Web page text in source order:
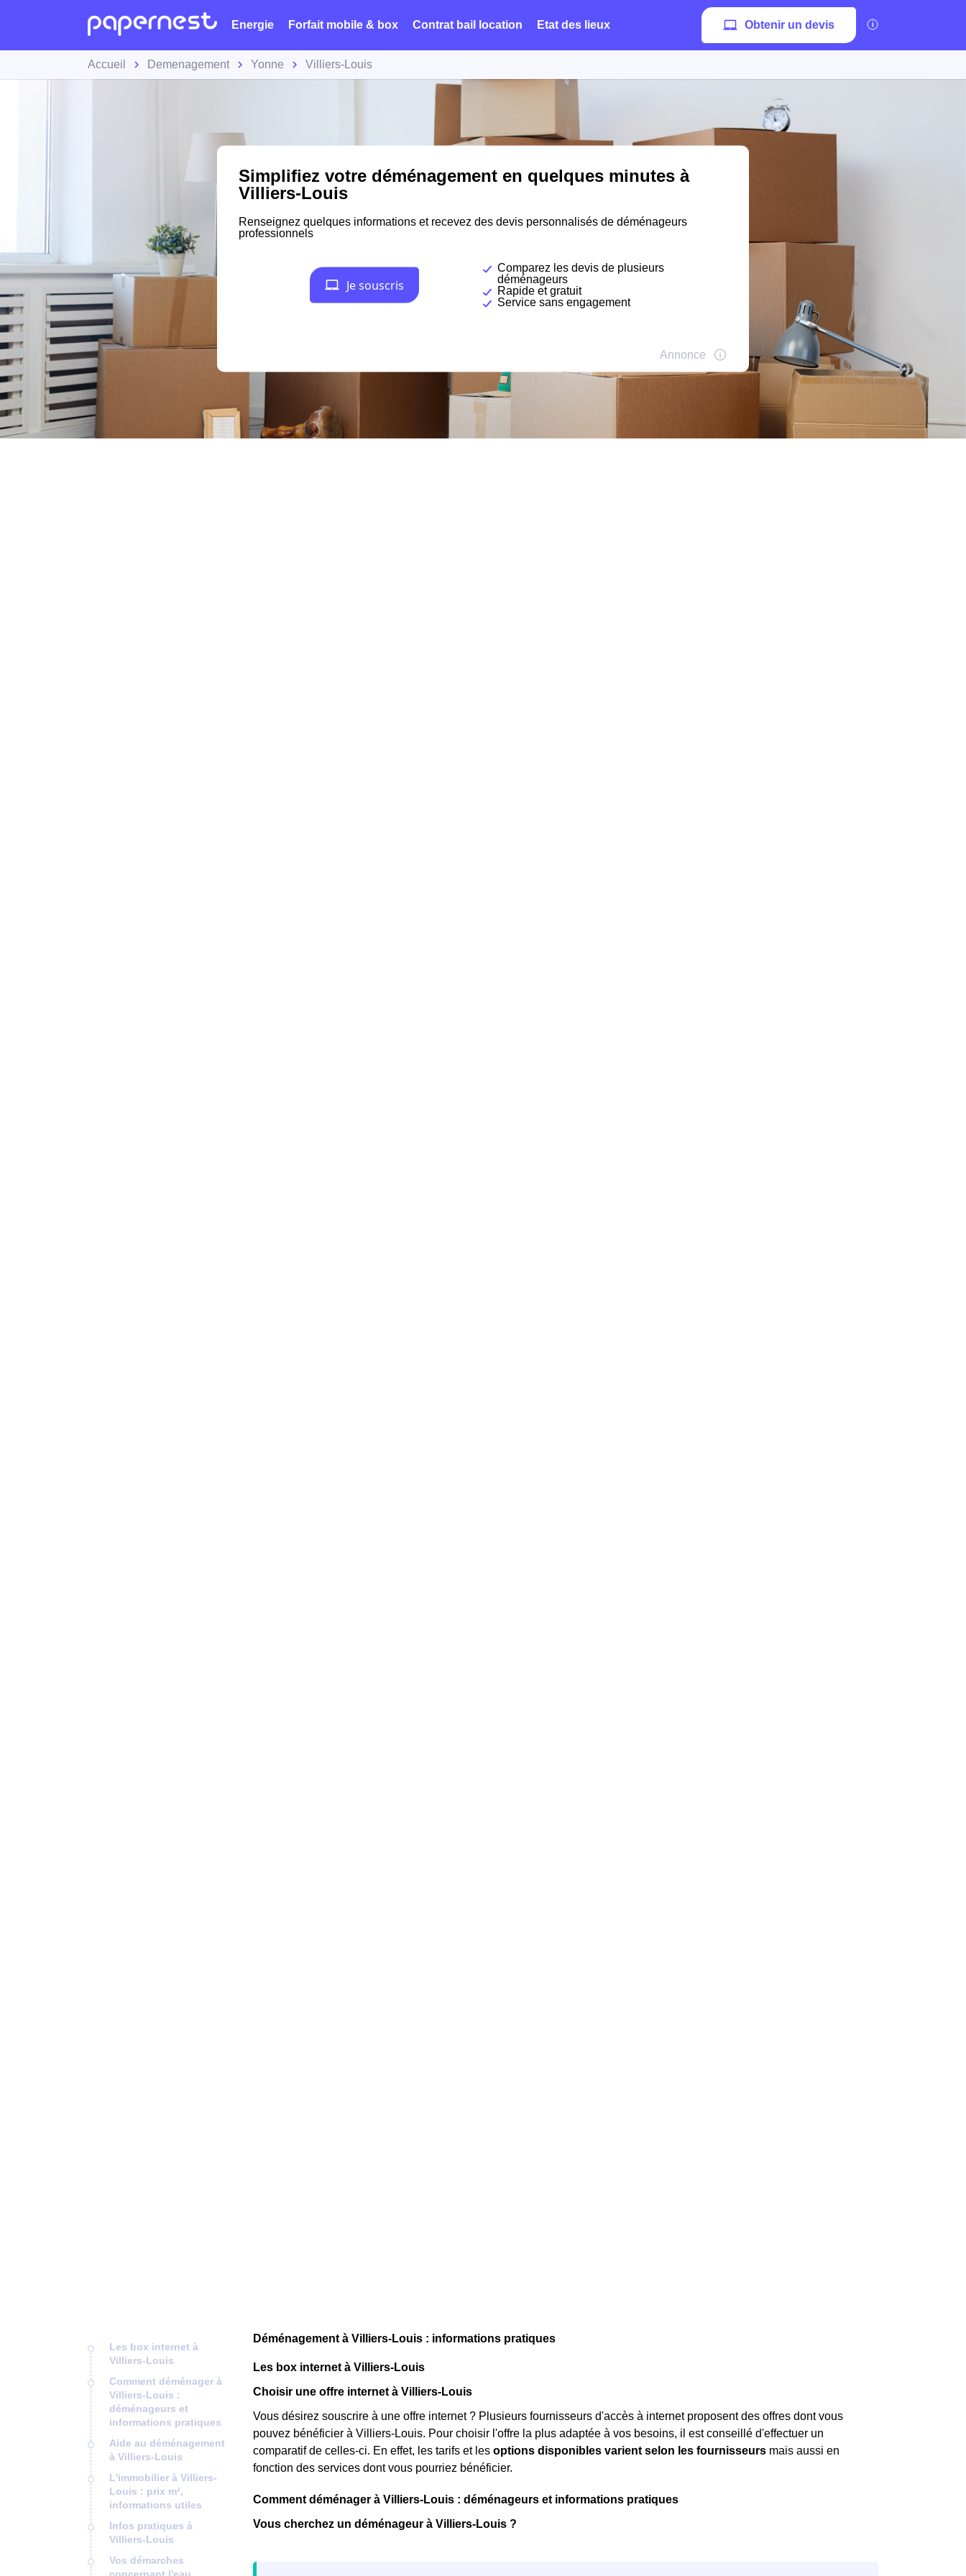
Energie Forfait mobile & box Contrat bail location Etat des lieux Obtenir un devis
Accueil Demenagement Yonne Villiers-Louis
Les box internet à
Villiers-Louis
Comment déménager à
Villiers-Louis :
déménageurs et
informations pratiques
Aide au déménagement
à Villiers-Louis
L'immobilier à Villiers-
Louis : prix m²,
informations utiles
Infos pratiques à
Villiers-Louis
Vos démarches
Déménagement à Villiers-Louis : informations pratiques
Les box internet à Villiers-Louis
Choisir une offre internet à Villiers-Louis
Vous désirez souscrire à une offre internet ? Plusieurs fournisseurs d'accès à internet proposent des offres dont vous
pouvez bénéficier à Villiers-Louis. Pour choisir l'offre la plus adaptée à vos besoins, il est conseillé d'effectuer un
comparatif de celles-ci. En effet, les tarifs et les options disponibles varient selon les fournisseurs mais aussi en
fonction des services dont vous pourriez bénéficier.
Comment déménager à Villiers-Louis : déménageurs et informations pratiques
Vous cherchez un déménageur à Villiers-Louis ?